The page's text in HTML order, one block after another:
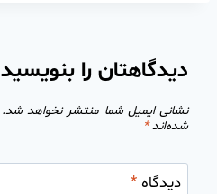
دیدگاهتان را بنویسید
نشانی ایمیل شما منتشر نخواهد شد.
شده‌اند*
دیدگاه*